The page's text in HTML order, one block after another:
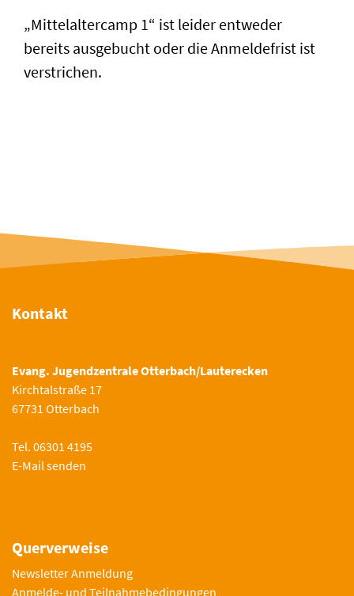
„Mittelaltercamp 1“ ist leider entweder
bereits ausgebucht oder die Anmeldefrist ist
verstrichen.
Kontakt
Evang. Jugendzentrale Otterbach/Lauterecken
Kirchtalstraße 17
67731 Otterbach
Tel. 06301 4195
E-Mail senden
Querverweise
Newsletter Anmeldung
Anmelde- und Teilnahmebedingungen